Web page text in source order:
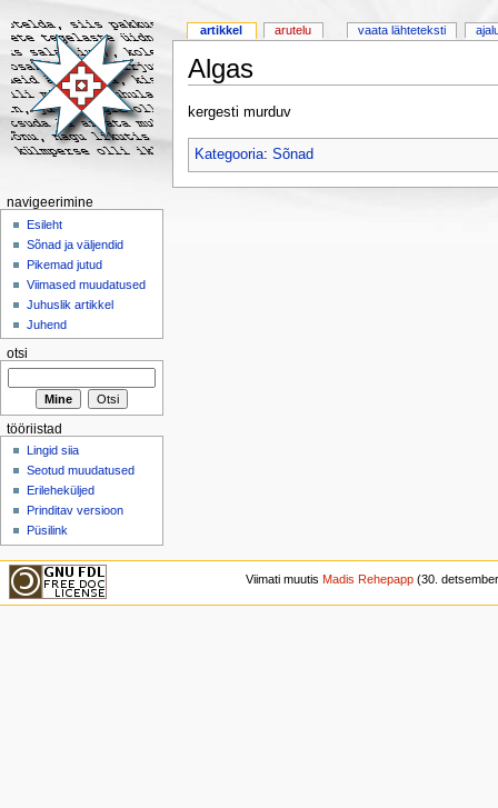
Algas
kergesti murduv
Kategooria: Sõnad
artikkel arutelu vaata lähteteksti
navigeerimine
Esileht
Sõnad ja väljendid
Pikemad jutud
Viimased muudatused
Juhuslik artikkel
Juhend
otsi
tööriistad
Lingid siia
Seotud muudatused
Erileheküljed
Prinditav versioon
Püsilink
Viimati muutisMadis Rehepapp (30.